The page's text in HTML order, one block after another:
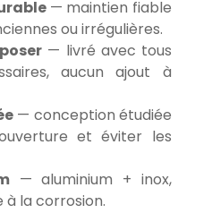
— maintien fiable
ou irrégulières.
— livré avec tous
aucun ajout à
— conception étudiée
et éviter les
— aluminium + inox,
la corrosion.